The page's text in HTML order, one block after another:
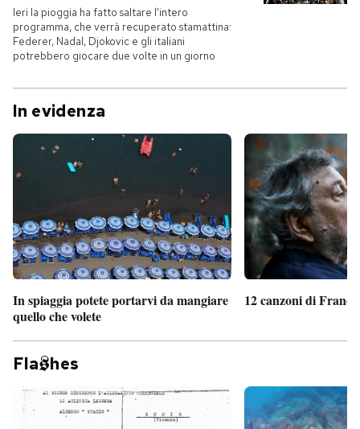
Ieri la pioggia ha fatto saltare l'intero
programma, che verrà recuperato stamattina:
Federer, Nadal, Djokovic e gli italiani
potrebbero giocare due volte in un giorno
In evidenza
In spiaggia potete portarvi da mangiare
quello che volete
12 canzoni di
Fla hes